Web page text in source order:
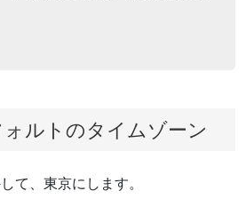
ルトのタイムゾーン
て、東京にします。